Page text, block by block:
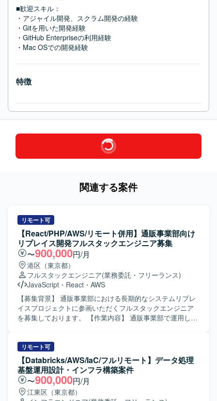
■歓迎スキル：
・アジャイル開発、スクラム開発の経験
・Gitを用いた開発経験
・GitHub Enterpriseの利用経験
・Mac OSでの開発経験
特徴
関連する案件
リモート可
【React/PHP/AWS/リモート併用】通販事業部向け
リプレイス開発フルスタックエンジニア募集
〜900,000円/月
港区（東京都）
フルスタックエンジニア(業務委託・フリーランス)
JavaScript ・ React ・ AWS
【募集背景】 通販事業部における長期的なシステムリプレ
イスプロジェクトに参画いただくフルスタックエンジニア
を募集しております。 【作業内容】 通販事業部で運用して
きます。プロジェクト立ち上げ段階から参画し、アーキテ
クチャ設計や実装方針の検討にも関わっていただきます。
長期的なリプレイス計画に基づき、段階的な機能移行や改
善を行っていただきます。 【求める人物像】 変化を楽しみ
ながら主体的に行動し、チーム内外にポジティブな影響を
与えられる方を求めております。技術的好奇心だけでなく
リモート可
【Databricks/AWS/IaC/フルリモート】データ処理
基盤運用設計・インフラ構築案件
〜900,000円/月
江東区（東京都）